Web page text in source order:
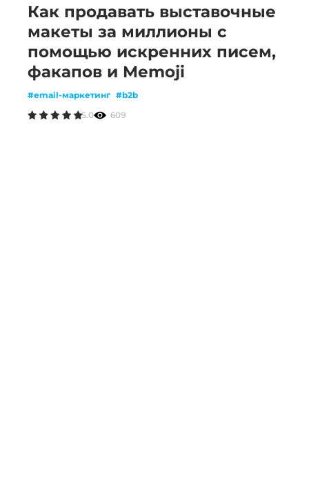
Как продавать выставочные
макеты за миллионы с
помощью искренних писем,
факапов и Memoji
#email-маркетинг #b2b
5.0
609